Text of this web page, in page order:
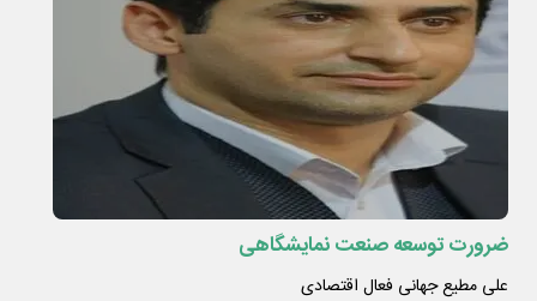
ضرورت توسعه صنعت نمایشگاهی
علی مطیع جهانی فعال اقتصادی